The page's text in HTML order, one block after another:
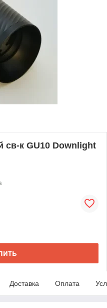
к GU10 Downlight
Доставка Оплата